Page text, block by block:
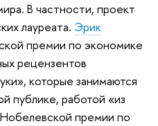
В частности, проект
лауреата. Эрик
премии по экономике
рецензентов
которые занимаются
публике, работой «из
Нобелевской премии по